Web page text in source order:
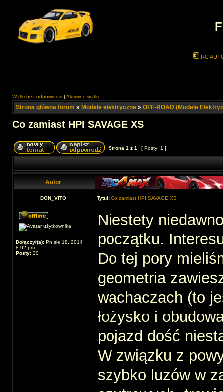
RC
Wątki bez odpowiedzi | Aktywne wątki
Strona główna forum » Modele elektryczne » OFF-ROAD (Modele
Co zamiast HPI SAVAGE XS
Strona 1 z 1 [ Posty: 1 ]
Autor
DON_VITO Tytuł: Co zamiast HPI SAVAGE XS
Dołączył(a): Pn sie 18, 2014
8:02 pm
Posty: 30
Niestety
początku.
Do tej pory
geometria
wachaczach (to
łożysko i
pojazd dość
W związku z
szybko luzów w